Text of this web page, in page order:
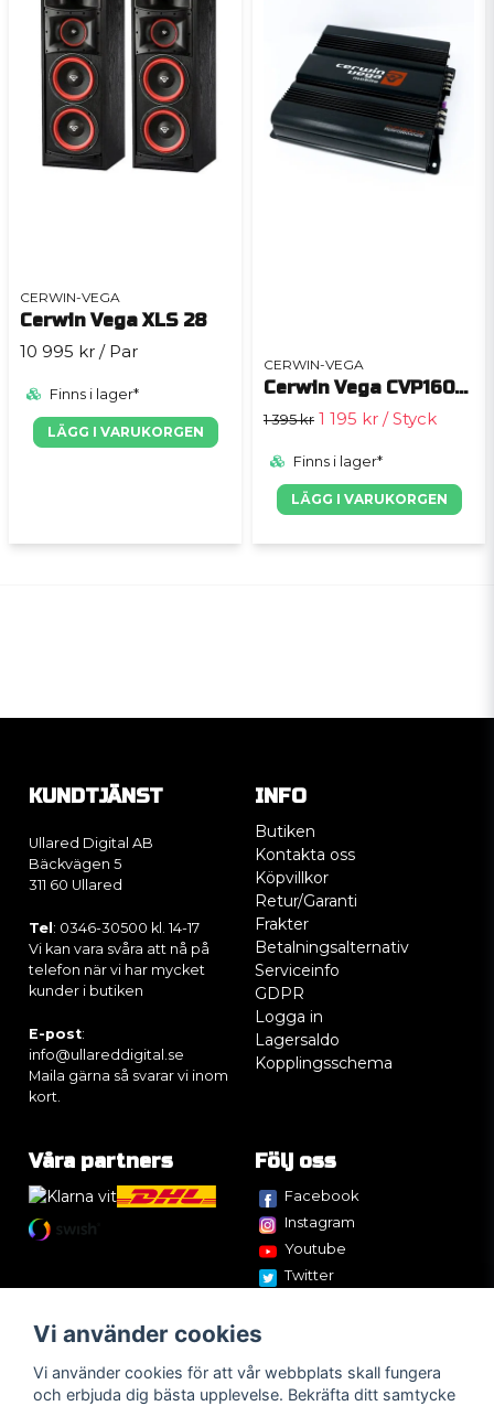
CERWIN-VEGA
Cerwin Vega XLS 28
10 995 kr / Par
Finns i lager*
LÄGG I VARUKORGEN
CERWIN-VEGA
Cerwin Vega CVP1600.1D
1 395 kr 1 195 kr / Styck
Finns i lager*
LÄGG I VARUKORGEN
KUNDTJÄNST
Ullared Digital AB
Bäckvägen 5
311 60 Ullared
Tel : 0346-30500 kl. 14-17
Vi kan vara svåra att nå på
telefon när vi har mycket
kunder i butiken
E-post:
info@ullareddigital.se
Maila gärna så svarar vi inom
kort.
INFO
Butiken
Kontakta oss
Köpvillkor
Retur/Garanti
Frakter
Betalningsalternativ
Serviceinfo
GDPR
Logga in
Lagersaldo
Kopplingsschema
Våra partners Följ oss
Facebook
Instagram
Youtube
Twitter
Vi använder cookies
Vi använder cookies för att vår webbplats skall fungera
och erbjuda dig bästa upplevelse. Bekräfta ditt samtycke